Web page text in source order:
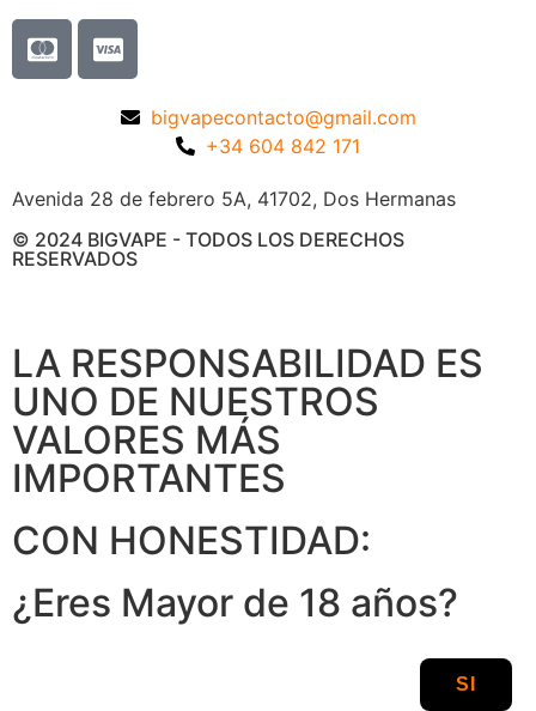
bigvapecontacto@gmail.com
+34 604 842 171
Avenida 28 de febrero 5A, 41702, Dos Hermanas
© 2024 BIGVAPE - TODOS LOS DERECHOS
RESERVADOS
LA RESPONSABILIDAD ES
UNO DE NUESTROS
VALORES MÁS
IMPORTANTES
CON HONESTIDAD:
¿Eres Mayor de 18 años?
SI